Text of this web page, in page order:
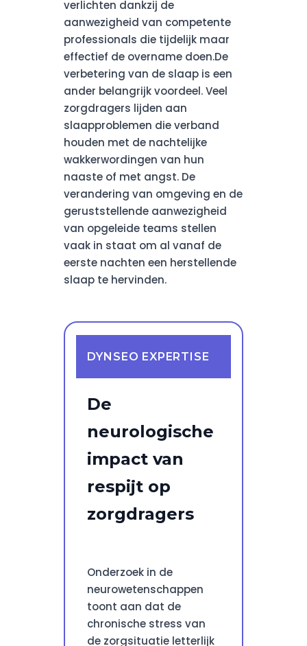
verlichten dankzij de
aanwezigheid van competente
professionals die tijdelijk maar
effectief de overname doen.De
verbetering van de slaap is een
ander belangrijk voordeel. Veel
zorgdragers lijden aan
slaapproblemen die verband
houden met de nachtelijke
wakkerwordingen van hun
naaste of met angst. De
verandering van omgeving en de
geruststellende aanwezigheid
van opgeleide teams stellen
vaak in staat om al vanaf de
eerste nachten een herstellende
slaap te hervinden.
DYNSEO EXPERTISE
De
neurologische
impact van
respijt op
zorgdragers
Onderzoek in de
neurowetenschappen
toont aan dat de
chronische stress van
de zorgsituatie letterlijk